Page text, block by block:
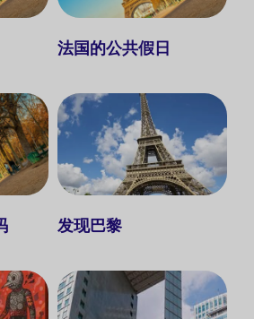
法国的公共假日
发现巴黎